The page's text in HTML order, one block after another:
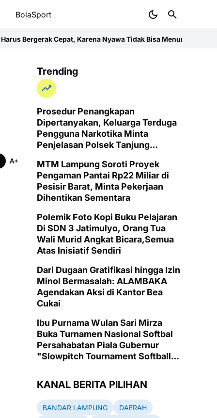
BolaSport
Karena Nyawa Tidak Bisa MenungguWujud Kepedulian dan
Trending
Prosedur Penangkapan
Dipertanyakan, Keluarga Terduga
Pengguna Narkotika Minta
Penjelasan Polsek Tanjung
MTM Lampung Soroti Proyek
Pengaman Pantai Rp22 Miliar di
Pesisir Barat, Minta Pekerjaan
Dihentikan Sementara
Polemik Foto Kopi Buku Pelajaran
Di SDN 3 Jatimulyo, Orang Tua
Wali Murid Angkat Bicara,Semua
Atas Inisiatif Sendiri
Dari Dugaan Gratifikasi hingga Izin
Minol Bermasalah: ALAMBAKA
Agendakan Aksi di Kantor Bea
Cukai
Ibu Purnama Wulan Sari Mirza
Buka Turnamen Nasional Softbal
Persahabatan Piala Gubernur
"Slowpitch Tournament Softball
Way Halim, Bandarlampung
KANAL BERITA PILIHAN
BANDAR LAMPUNG
DAERAH